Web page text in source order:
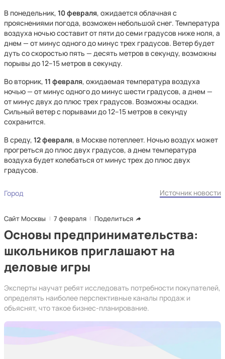
В понедельник, 10 февраля, ожидается облачная с
прояснениями погода, возможен небольшой снег. Температура
воздуха ночью составит от пяти до семи градусов ниже ноля, а
днем — от минус одного до минус трех градусов. Ветер будет
дуть со скоростью пять — десять метров в секунду, возможны
порывы до 12–15 метров в секунду.
Во вторник, 11 февраля, ожидаемая температура воздуха
ночью — от минус одного до минус шести градусов, а днем —
от минус двух до плюс трех градусов. Возможны осадки.
Сильный ветер с порывами до 12–15 метров в секунду
сохранится.
В среду, 12 февраля, в Москве потеплеет. Ночью воздух может
прогреться до плюс двух градусов, а днем температура
воздуха будет колебаться от минус трех до плюс двух
градусов.
Город Источник новости
Сайт Москвы 7 февраля Поделиться
Основы предпринимательства:
школьников приглашают на
деловые игры
Эксперты научат ребят исследовать потребности покупателей,
определять наиболее перспективные каналы продаж и
объяснят, что такое бизнес-планирование.